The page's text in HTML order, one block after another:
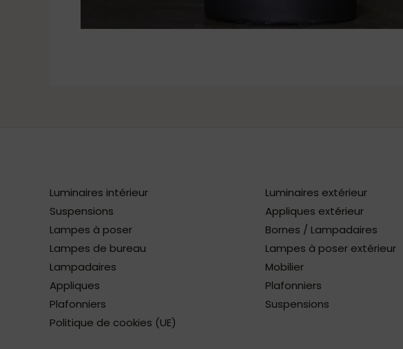
Luminaires intérieur
Suspensions
Lampes à poser
Lampes de bureau
Lampadaires
Appliques
Plafonniers
Politique de cookies (UE)
Luminaires extérieur
Appliques extérieur
Bornes / Lampadaires
Lampes à poser extérieur
Mobilier
Plafonniers
Suspensions